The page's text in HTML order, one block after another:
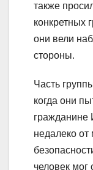
также
конкретных
они вели
стороны.
Часть
когда они
недалеко
человек мог